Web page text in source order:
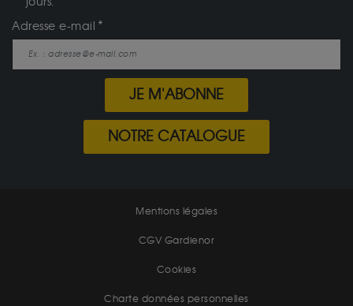
Adresse e-mail
JE M'ABONNE
NOTRE CATALOGUE
Mentions légales
CGV Gardienor
Cookies
Charte données personnelles